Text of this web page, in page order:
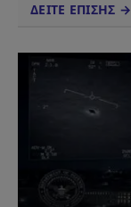
ΔΕΙΤΕ ΕΠΙΣΗΣ →